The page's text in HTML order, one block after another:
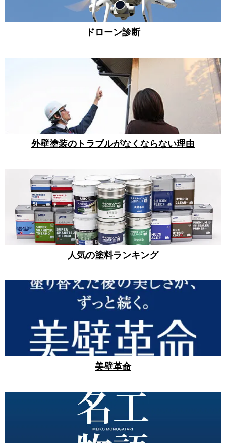
ドローン診断
外壁塗装のトラブルがなくならない理由
人気の塗料ランキング
美壁革命